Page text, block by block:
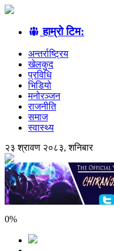
हाम्रो टिम:
अन्तर्राष्ट्रिय
खेलकुद
प्रविधि
भिडियो
मनोरञ्जन
राजनीति
समाज
स्वास्थ्य
२३ श्रावण २०८३, शनिबार
0%